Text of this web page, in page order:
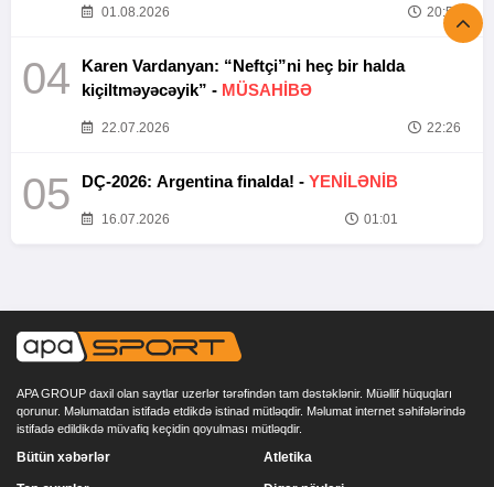
01.08.2026 20:52
04
Karen Vardanyan: “Neftçi”ni heç bir halda
kiçiltməyəcəyik” - MÜSAHİBƏ
22.07.2026 22:26
05 DÇ-2026: Argentina finalda! - YENİLƏNİB
16.07.2026 01:01
APA GROUP daxil olan saytlar uzerlər tərəfindən tam dəstəklənir. Müəllif hüquqları
qorunur. Məlumatdan istifadə etdikdə istinad mütləqdir. Məlumat internet səhifələrində
istifadə edildikdə müvafiq keçidin qoyulması mütləqdir.
Bütün xəbərlər Atletika